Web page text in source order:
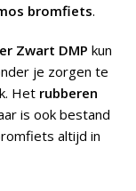
bromfiets.
Zwart DMP kun
je zorgen te
Het rubberen
is ook bestand
altijd in